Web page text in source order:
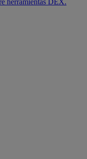
herramientas DEX.